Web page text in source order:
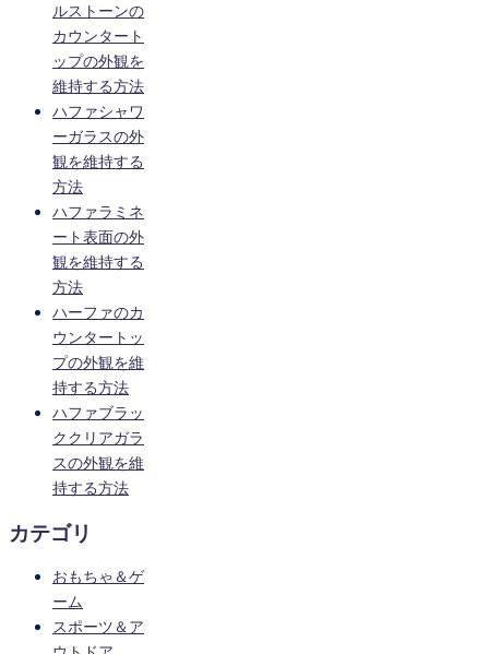
ルストーンの
カウンタート
ップの外観を
維持する方法
ハファシャワ
ーガラスの外
観を維持する
方法
ハファラミネ
ート表面の外
観を維持する
方法
ハーファのカ
ウンタートッ
プの外観を維
持する方法
ハファブラッ
ククリアガラ
スの外観を維
持する方法
カテゴリ
おもちゃ＆ゲ
ーム
スポーツ＆ア